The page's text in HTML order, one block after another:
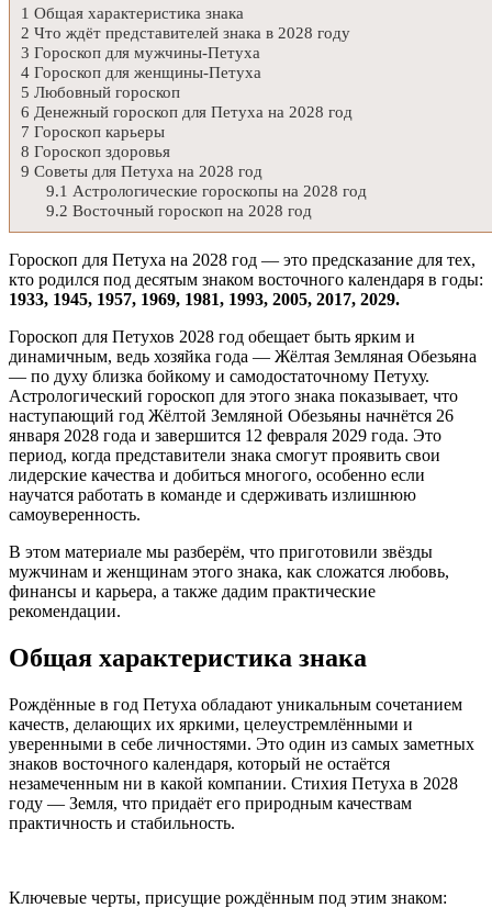
1 Общая характеристика знака
2 Что ждёт представителей знака в 2028 году
3 Гороскоп для мужчины-Петуха
4 Гороскоп для женщины-Петуха
5 Любовный гороскоп
6 Денежный гороскоп для Петуха на 2028 год
7 Гороскоп карьеры
8 Гороскоп здоровья
9 Советы для Петуха на 2028 год
9.1 Астрологические гороскопы на 2028 год
9.2 Восточный гороскоп на 2028 год
Гороскоп для Петуха на 2028 год — это предсказание для тех,
кто родился под десятым знаком восточного календаря в годы:
1933, 1945, 1957, 1969, 1981, 1993, 2005, 2017, 2029.
Гороскоп для Петухов 2028 год обещает быть ярким и
динамичным, ведь хозяйка года — Жёлтая Земляная Обезьяна
— по духу близка бойкому и самодостаточному Петуху.
Астрологический гороскоп для этого знака показывает, что
наступающий год Жёлтой Земляной Обезьяны начнётся 26
января 2028 года и завершится 12 февраля 2029 года. Это
период, когда представители знака смогут проявить свои
лидерские качества и добиться многого, особенно если
научатся работать в команде и сдерживать излишнюю
самоуверенность.
В этом материале мы разберём, что приготовили звёзды
мужчинам и женщинам этого знака, как сложатся любовь,
финансы и карьера, а также дадим практические
рекомендации.
Общая характеристика знака
Рождённые в год Петуха обладают уникальным сочетанием
качеств, делающих их яркими, целеустремлёнными и
уверенными в себе личностями. Это один из самых заметных
знаков восточного календаря, который не остаётся
незамеченным ни в какой компании. Стихия Петуха в 2028
году — Земля, что придаёт его природным качествам
практичность и стабильность.
Ключевые черты, присущие рождённым под этим знаком: